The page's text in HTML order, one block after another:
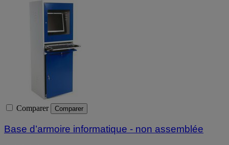
Comparer Comparer
Base d’armoire informatique - non assemblée